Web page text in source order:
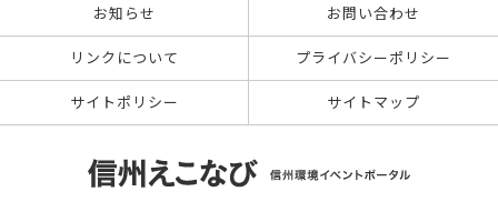
お知らせ お問い合わせ
リンクについて プライバシーポリシー
サイトポリシー サイトマップ